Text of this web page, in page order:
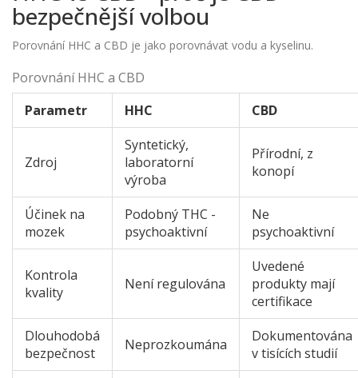
bezpečnější volbou
Porovnání HHC a CBD je jako porovnávat vodu a kyselinu.
Porovnání HHC a CBD
Parametr
HHC CBD
Zdroj
Syntetický,
laboratorní
výroba
Přírodní, z
konopí
Účinek na
mozek
Podobný THC -
psychoaktivní
Ne
psychoaktivní
Kontrola
kvality
Není regulována
Uvedené
produkty mají
certifikace
Dlouhodobá
bezpečnost
Neprozkoumána
Dokumentována
v tisících studií